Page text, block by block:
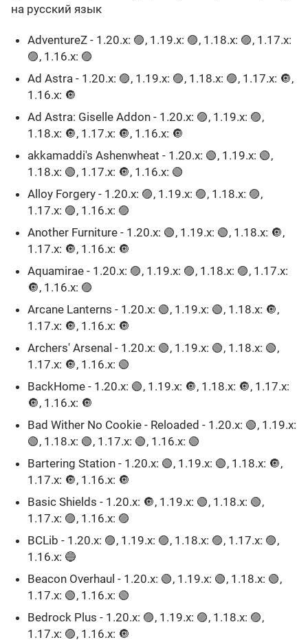
на русский язык
AdventureZ - 1.20.x: 🟣, 1.19.x: 🟣, 1.18.x: 🟣, 1.17.x:
🟣, 1.16.x: 🟣
Ad Astra - 1.20.x: 🟣, 1.19.x: 🟣, 1.18.x: 🟣, 1.17.x: 🔘,
1.16.x: 🔘
Ad Astra: Giselle Addon - 1.20.x: 🟣, 1.19.x: 🟣,
1.18.x: 🔘, 1.17.x: 🔘, 1.16.x: 🔘
akkamaddi's Ashenwheat - 1.20.x: 🟢, 1.19.x: 🟢,
1.18.x: 🟢, 1.17.x: 🔘, 1.16.x: 🟢
Alloy Forgery - 1.20.x: 🟣, 1.19.x: 🟣, 1.18.x: 🟣,
1.17.x: 🟣, 1.16.x: 🟣
Another Furniture - 1.20.x: 🟢, 1.19.x: 🟢, 1.18.x: 🔘,
1.17.x: 🔘, 1.16.x: 🔘
Aquamirae - 1.20.x: 🟣, 1.19.x: 🟣, 1.18.x: 🟣, 1.17.x:
🔘, 1.16.x: 🟣
Arcane Lanterns - 1.20.x: 🟢, 1.19.x: 🟢, 1.18.x: 🔘,
1.17.x: 🔘, 1.16.x: 🔘
Archers' Arsenal - 1.20.x: 🟢, 1.19.x: 🟢, 1.18.x: 🟢,
1.17.x: 🔘, 1.16.x: 🟢
BackHome - 1.20.x: 🟢, 1.19.x: 🔘, 1.18.x: 🔘, 1.17.x:
🔘, 1.16.x: 🔘
Bad Wither No Cookie - Reloaded - 1.20.x: 🟢, 1.19.x:
🟢, 1.18.x: 🟢, 1.17.x: 🟢, 1.16.x: 🟢
Bartering Station - 1.20.x: 🟢, 1.19.x: 🟢, 1.18.x: 🔘,
1.17.x: 🔘, 1.16.x: 🔘
Basic Shields - 1.20.x: 🔘, 1.19.x: 🟢, 1.18.x: 🟢,
1.17.x: 🟣, 1.16.x: 🟣
BCLib - 1.20.x: 🟣, 1.19.x: 🟣, 1.18.x: 🟣, 1.17.x: 🟣,
1.16.x: 🔵
Beacon Overhaul - 1.20.x: 🟢, 1.19.x: 🟢, 1.18.x: 🟢,
1.17.x: 🟢, 1.16.x: 🟢
Bedrock Plus - 1.20.x: 🟣, 1.19.x: 🟣, 1.18.x: 🟣,
1.17.x: 🟣, 1.16.x: 🔘